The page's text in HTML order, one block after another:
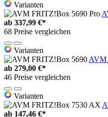
Varianten
ab 337,99 €*
68 Preise vergleichen
Varianten
AVM
ab 279,00 €*
46 Preise vergleichen
Varianten
ab 147,46 €*